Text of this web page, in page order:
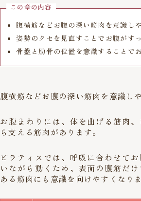
この章の内容
腹横筋などお腹の深い筋肉を意識し
姿勢のクセを見直すことでお腹がす
骨盤と肋骨の位置を意識することで
腹横筋などお腹の深い筋肉を意識し
お腹まわりには、体を曲げる筋肉
ら支える筋肉があります。
ピラティスでは、呼吸に合わせて
いながら動くため、表面の腹筋だ
ある筋肉にも意識を向けやすくなりま